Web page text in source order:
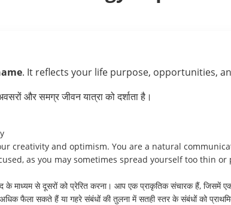
. It reflects your life purpose, opportunities,
और समग्र जीवन यात्रा को दर्शाता है।
creativity and optimism. You are a natural
as you may sometimes spread yourself too thin
के माध्यम से दूसरों को प्रेरित करना। आप एक प्राकृतिक संचारक हैं, जिसमें
फैला सकते हैं या गहरे संबंधों की तुलना में सतही स्तर के संबंधों को